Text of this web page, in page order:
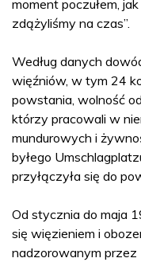
moment poczułem,
zdążyliśmy na czas”.
Według danych
więźniów, w tym 24
powstania, wolność
którzy pracowali w
mundurowych i
byłego
przyłączyła się do
Od stycznia do maja
się więzieniem i
nadzorowanym przez